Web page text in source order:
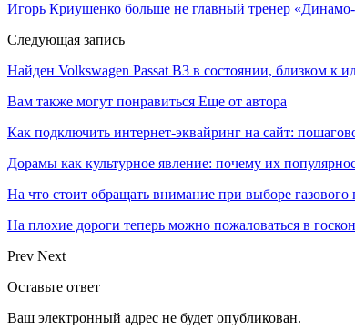
Игорь Криушенко больше не главный тренер «Динамо-
Следующая запись
Найден Volkswagen Passat B3 в состоянии, близком к
Вам также могут понравиться Еще от автора
Как подключить интернет-эквайринг на сайт:
Дорамы как культурное явление: почему их
На что стоит обращать внимание при выборе газового
На плохие дороги теперь можно пожаловаться в
Prev Next
Оставьте ответ
Ваш электронный адрес не будет опубликован.